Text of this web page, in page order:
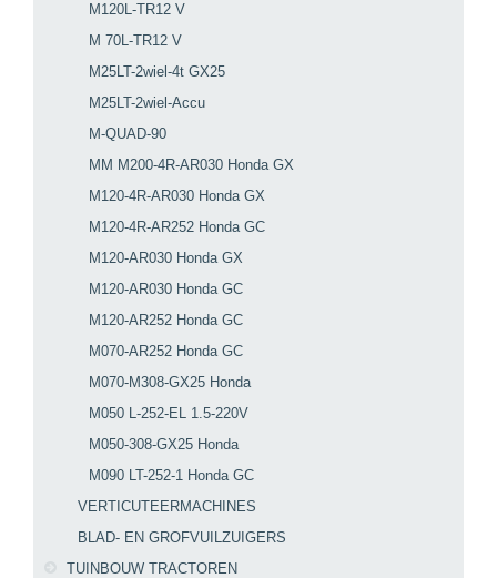
M120L-TR12 V
M 70L-TR12 V
M25LT-2wiel-4t GX25
M25LT-2wiel-Accu
M-QUAD-90
MM M200-4R-AR030 Honda GX
M120-4R-AR030 Honda GX
M120-4R-AR252 Honda GC
M120-AR030 Honda GX
M120-AR030 Honda GC
M120-AR252 Honda GC
M070-AR252 Honda GC
M070-M308-GX25 Honda
M050 L-252-EL 1.5-220V
M050-308-GX25 Honda
M090 LT-252-1 Honda GC
VERTICUTEERMACHINES
BLAD- EN GROFVUILZUIGERS
TUINBOUW TRACTOREN